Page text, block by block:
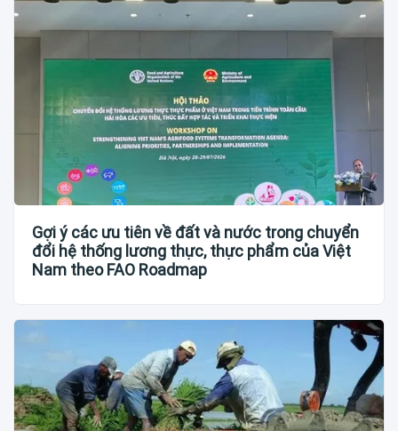
Gợi ý các ưu tiên về đất và nước trong chuyển
đổi hệ thống lương thực, thực phẩm của Việt
Nam theo FAO Roadmap